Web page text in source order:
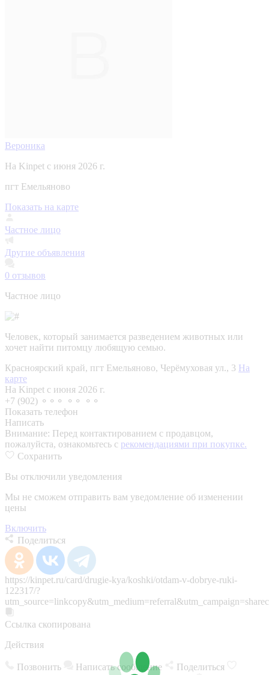
Вероника
На Kinpet c июня 2026 г.
пгт Емельяново
Показать на карте
Частное лицо
Другие объявления
0 отзывов
Частное лицо
Человек, который занимается разведением животных или
хочет найти питомцу любящую семью.
Красноярский край, пгт Емельяново, Черёмуховая ул., 3 На
карте
На Kinpet c июня 2026 г.
+7 (902) ⚬⚬⚬ ⚬⚬ ⚬⚬
Показать телефон
Написать
Внимание: Перед контактированием с продавцом,
пожалуйста, ознакомьтесь с рекомендациями при покупке.
Сохранить
Вы отключили уведомления
Мы не сможем отправить вам уведомление об изменении
цены
Включить
Поделиться
https://kinpet.ru/card/drugie-kya/koshki/otdam-v-dobrye-ruki-
122317/?
Ссылка скопирована
Действия
Позвонить Написать сообщение
Поделиться